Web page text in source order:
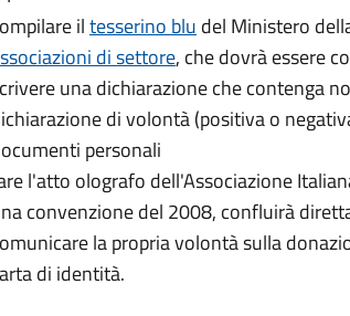
iltesserino blu del Ministero
di settore, che dovrà essere
una dichiarazione che contenga
di volontà (positiva o
personali
l'atto olografo dell'Associazione
convenzione del 2008, confluirà
la propria volontà sulla
di identità.